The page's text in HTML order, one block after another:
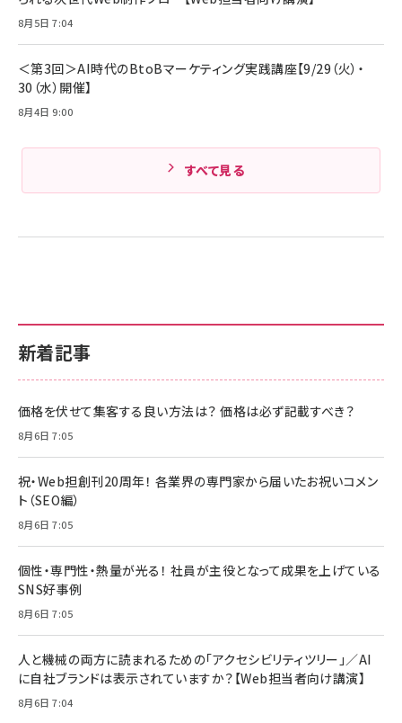
新着記事
価格を伏せて集客する良い方法は？ 価格は必ず記載すべき？
8月6日 7:05
祝・Web担創刊20周年！ 各業界の専門家から届いたお祝いコメン
ト（SEO編）
8月6日 7:05
個性・専門性・熱量が光る！ 社員が主役となって成果を上げている
SNS好事例
8月6日 7:05
人と機械の両方に読まれるための「アクセシビリティツリー」／AI
に自社ブランドは表示されていますか？【Web担当者向け講演】
8月6日 7:04
8月5日 7:04
＜第3回＞AI時代のBtoBマーケティング実践講座【9/29（火）・
30（水）開催】
8月4日 9:00
すべて見る